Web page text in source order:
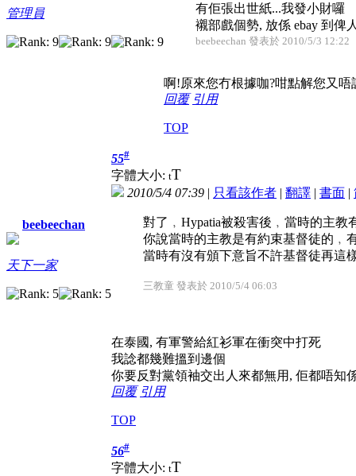
管理員
有佢張出世紙...我發小財囉
襯部戲個勢, 放係 ebay 到俾
beebeechan 發表於 2010/5/3 12:22
啊!原來您冇根據咖?咁點解您又
回覆 引用
TOP
beebeechan
天下一家
55#
字體大小: tT
2010/5/4 07:39 | 只看該作者 | 翻譯 | 書面 |
對了﹐Hypatia被殺害後﹐當時的主教
你說當時的主教是有約束基督徒的﹐
當時有沒有頒下意旨不許基督徒再這
三教童 發表於 2010/5/4 06:03
在泰國, 有軍警給紅衫軍在衝突中打死
我諗都幾難搵到邊個
你要反對黨領袖交出人來都無用, 佢都唔知
回覆 引用
TOP
56#
字體大小: tT